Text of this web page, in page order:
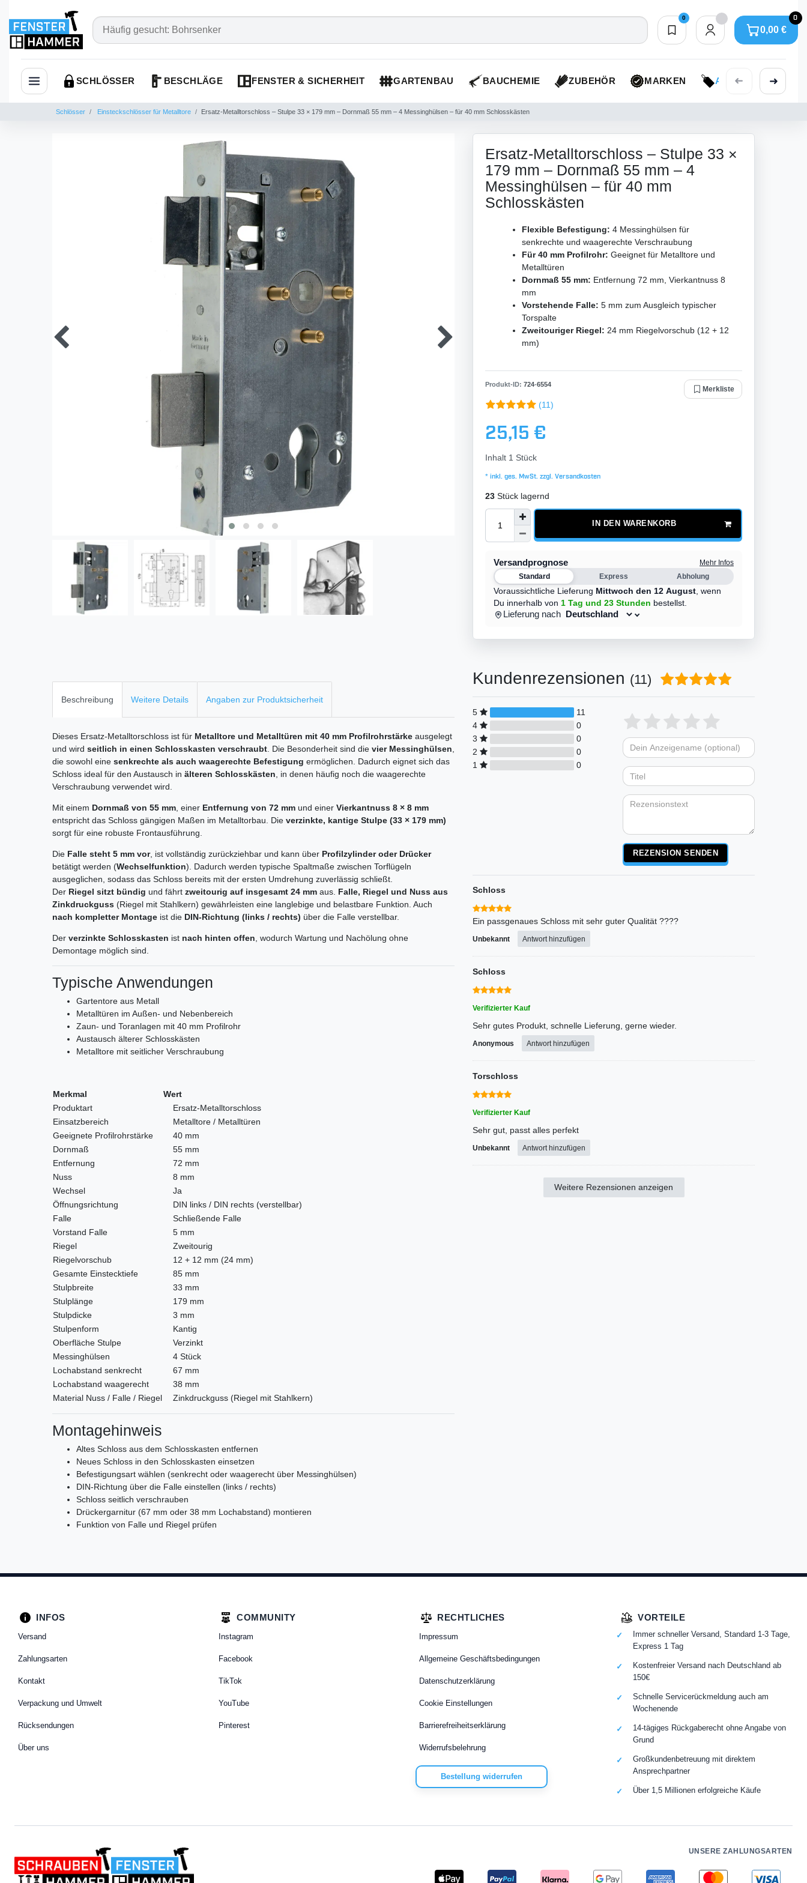
0
Merkliste
0
0,00 €
0,00 €
Navigation öffnen
SCHLÖSSER BESCHLÄGE FENSTER & SICHERHEIT GARTENBAU BAUCHEMIE ZUBEHÖR MARKEN AKTIONEN
➜ ➜
Schlösser Einsteckschlösser für Metalltore Ersatz-Metalltorschloss – Stulpe 33 × 179 mm – Dornmaß 55 mm – 4 Messinghülsen – für 40 mm Schlosskästen
Ersatz-Metalltorschloss – Stulpe 33 ×
179 mm – Dornmaß 55 mm – 4
Messinghülsen – für 40 mm
Schlosskästen
Flexible Befestigung: 4 Messinghülsen für
senkrechte und waagerechte Verschraubung
Für 40 mm Profilrohr: Geeignet für Metalltore und
Metalltüren
Dornmaß 55 mm: Entfernung 72 mm, Vierkantnuss 8
mm
Vorstehende Falle: 5 mm zum Ausgleich typischer
Torspalte
Zweitouriger Riegel: 24 mm Riegelvorschub (12 + 12
mm)
Produkt-ID: 724-6554
Merkliste
(11)
25,15 €
Inhalt 1 Stück
* inkl. ges. MwSt. zzgl. Versandkosten
23 Stück lagernd
IN DEN WARENKORB
Versandprognose
Mehr Infos
Standard
Express Abholung
Voraussichtliche Lieferung Mittwoch den 12 August, wenn
Du innerhalb von 1 Tag und 23 Stunden bestellst.
Lieferung nach
Beschreibung Weitere Details Angaben zur Produktsicherheit
Dieses Ersatz-Metalltorschloss ist für Metalltore und Metalltüren mit 40 mm Profilrohrstärke ausgelegt
und wird seitlich in einen Schlosskasten verschraubt . Die Besonderheit sind die vier Messinghülsen
die sowohl eine senkrechte als auch waagerechte Befestigung ermöglichen. Dadurch eignet sich das
Schloss ideal für den Austausch in älteren Schlosskästen , in denen häufig noch die waagerechte
Verschraubung verwendet wird.
Mit einem Dornmaß von 55 mm , einer Entfernung von 72 mm und einer Vierkantnuss 8 × 8 mm
entspricht das Schloss gängigen Maßen im Metalltorbau. Die verzinkte, kantige Stulpe (33 × 179 mm)
sorgt für eine robuste Frontausführung.
Die Falle steht 5 mm vor, ist vollständig zurückziehbar und kann über Profilzylinder oder Drücker
betätigt werden (Wechselfunktion). Dadurch werden typische Spaltmaße zwischen Torflügeln
ausgeglichen, sodass das Schloss bereits mit der ersten Umdrehung zuverlässig schließt.
Der Riegel sitzt bündig und fährt zweitourig auf insgesamt 24 mm aus. Falle, Riegel und Nuss aus
Zinkdruckguss (Riegel mit Stahlkern) gewährleisten eine langlebige und belastbare Funktion. Auch
nach kompletter Montage ist die DIN-Richtung (links / rechts) über die Falle verstellbar.
Der verzinkte Schlosskasten ist nach hinten offen , wodurch Wartung und Nachölung ohne
Demontage möglich sind.
Typische Anwendungen
Gartentore aus Metall
Metalltüren im Außen- und Nebenbereich
Zaun- und Toranlagen mit 40 mm Profilrohr
Austausch älterer Schlosskästen
Metalltore mit seitlicher Verschraubung
Merkmal
Wert
Produktart
Ersatz-Metalltorschloss
Einsatzbereich
Metalltore / Metalltüren
Geeignete Profilrohrstärke
40 mm
Dornmaß
55 mm
Entfernung
72 mm
Nuss
8 mm
Wechsel
Ja
Öffnungsrichtung
DIN links / DIN rechts (verstellbar)
Falle
Schließende Falle
Vorstand Falle
5 mm
Riegel
Zweitourig
Riegelvorschub
12 + 12 mm (24 mm)
Gesamte Einstecktiefe
85 mm
Stulpbreite
33 mm
Stulplänge
179 mm
Stulpdicke
3 mm
Stulpenform
Kantig
Oberfläche Stulpe
Verzinkt
Messinghülsen
4 Stück
Lochabstand senkrecht
67 mm
Lochabstand waagerecht
38 mm
Material Nuss / Falle / Riegel
Zinkdruckguss (Riegel mit Stahlkern)
Montagehinweis
Altes Schloss aus dem Schlosskasten entfernen
Neues Schloss in den Schlosskasten einsetzen
Befestigungsart wählen (senkrecht oder waagerecht über Messinghülsen)
DIN-Richtung über die Falle einstellen (links / rechts)
Schloss seitlich verschrauben
Drückergarnitur (67 mm oder 38 mm Lochabstand) montieren
Funktion von Falle und Riegel prüfen
Kundenrezensionen (11)
5
11
4
0
3
0
2
0
1
0
Bewertungssterne
von
5
4
von
5
3
von
5
2
von
5
1
von
5
Bewertungssternen
Anzeigename
(optional)
REZENSION SENDEN
Schloss
Ein passgenaues Schloss mit sehr guter Qualität ????
Unbekannt Antwort hinzufügen
Schloss
Verifizierter Kauf
Sehr gutes Produkt, schnelle Lieferung, gerne wieder.
Anonymous Antwort hinzufügen
Torschloss
Verifizierter Kauf
Sehr gut, passt alles perfekt
Unbekannt Antwort hinzufügen
Weitere Rezensionen anzeigen
INFOS
Versand
Zahlungsarten
Kontakt
Verpackung und Umwelt
Rücksendungen
Über uns
COMMUNITY
Instagram
Facebook
TikTok
YouTube
Pinterest
RECHTLICHES
Impressum
Allgemeine Geschäftsbedingungen
Datenschutzerklärung
Cookie Einstellungen
Barrierefreiheitserklärung
Widerrufsbelehrung
Bestellung widerrufen
VORTEILE
Immer schneller Versand, Standard 1-3 Tage,
Express 1 Tag
Kostenfreier Versand nach Deutschland ab
150€
Schnelle Servicerückmeldung auch am
Wochenende
14-tägiges Rückgaberecht ohne Angabe von
Grund
Großkundenbetreuung mit direktem
Ansprechpartner
Über 1,5 Millionen erfolgreiche Käufe
UNSERE ZAHLUNGSARTEN